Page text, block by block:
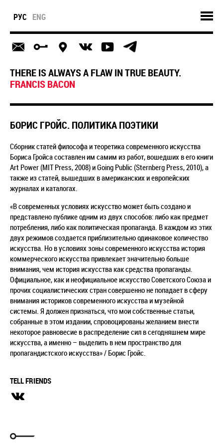
РУС ENG
THERE IS ALWAYS A FLAW IN TRUE BEAUTY.
FRANCIS BACON
БОРИС ГРОЙС. ПОЛИТИКА ПОЭТИКИ
Сборник статей философа и теоретика современного искусства
Бориса Гройса составлен им самим из работ, вошедших в его книги
Art Power (MIT Press, 2008) и Going Public (Sternberg Press, 2010), а
также из статей, вышедших в американских и европейских
журналах и каталогах.
«В современных условиях искусство может быть создано и
представлено публике одним из двух способов: либо как предмет
потребления, либо как политическая пропаганда. В каждом из этих
двух режимов создается приблизительно одинаковое количество
искусства. Но в условиях зоны современного искусства история
коммерческого искусства привлекает значительно больше
внимания, чем история искусства как средства пропаганды.
Официальное, как и неофициальное искусство Советского Союза и
прочих социалистических стран совершенно не попадает в сферу
внимания историков современного искусства и музейной
системы. Я должен признаться, что мои собственные статьи,
собранные в этом издании, спровоцированы желанием внести
некоторое равновесие в распределение сил в сегодняшнем мире
искусства, а именно – выделить в нем пространство для
пропагандистского искусства» / Борис Гройс.
TELL FRIENDS